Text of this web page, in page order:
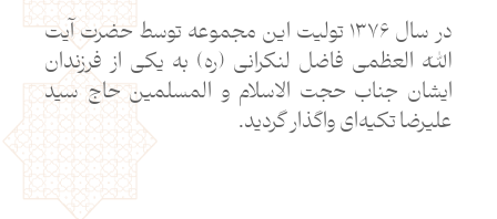
در سال ۱۳۷۶ تولیت این مجموعه توسط حضرت آیت
الله العظمی فاضل لنکرانی (ره) به یکی از فرزندان
ایشان جناب حجت الاسلام و المسلمین حاج سید
علیرضا تکیه‌ای واگذار گردید.